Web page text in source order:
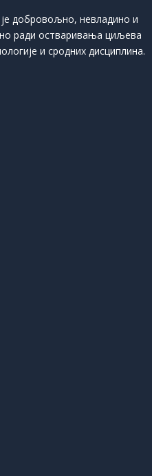
добровољно, невладино и
ради остваривања циљева
и сродних дисциплина.